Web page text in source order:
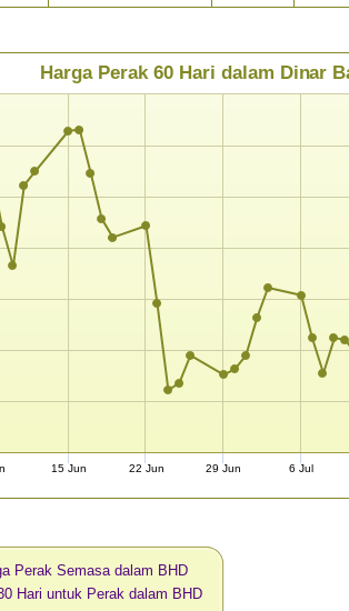
Harga Perak 60 Hari dalam Dinar
15 Jun 22 Jun 29 Jun 6 Jul
Perak Semasa dalam BHD
Hari untuk Perak dalam BHD